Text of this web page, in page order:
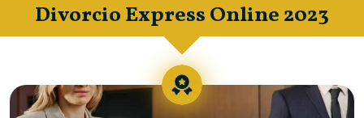
Divorcio Express Online 2023